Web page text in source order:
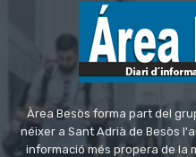
Àrea Besòs forma part del
néixer a Sant Adrià de Besòs
informació més propera de la